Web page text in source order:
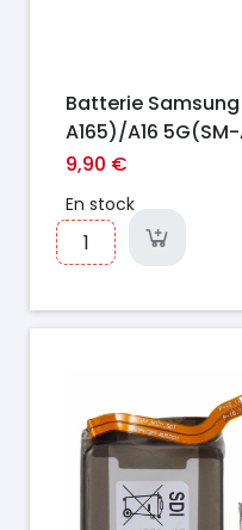
Batterie
A165)/A16
A175)/A17
9,90 €
En stock